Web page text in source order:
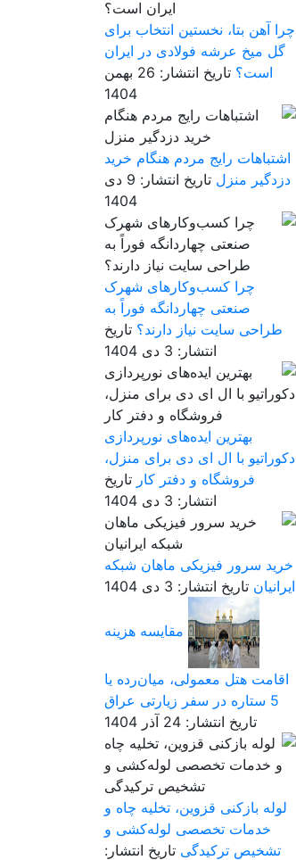
چرا آهن بتا، نخستین انتخاب برای
گل میخ عرشه فولادی در ایران
است؟
تاریخ انتشار: 26 بهمن
1404
اشتباهات رایج مردم هنگام خرید
دزدگیر منزل
تاریخ انتشار: 9 دی
1404
چرا کسب‌وکارهای شهرک
صنعتی چهاردانگه فوراً به
طراحی سایت نیاز دارند؟ تاریخ
انتشار: 3 دی 1404
بهترین ایده‌های نورپردازی
دکوراتیو با ال ای دی برای منزل،
فروشگاه و دفتر کار تاریخ
انتشار: 3 دی 1404
خرید سرور فیزیکی ماهان شبکه
ایرانیان تاریخ انتشار: 3 دی 1404
مقایسه هزینه
اقامت هتل معمولی، میان‌رده یا
5 ستاره در سفر زیارتی عراق
تاریخ انتشار: 24 آذر 1404
لوله بازکنی قزوین، تخلیه چاه و
خدمات تخصصی لوله‌کشی و
تشخیص ترکیدگی تاریخ انتشار: